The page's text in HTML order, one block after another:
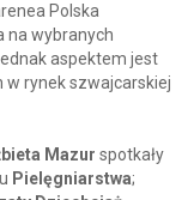
Polska
na wybranych
aspektem jest
rynek szwajcarskiej
Mazur spotkały
Pielęgniarstwa;